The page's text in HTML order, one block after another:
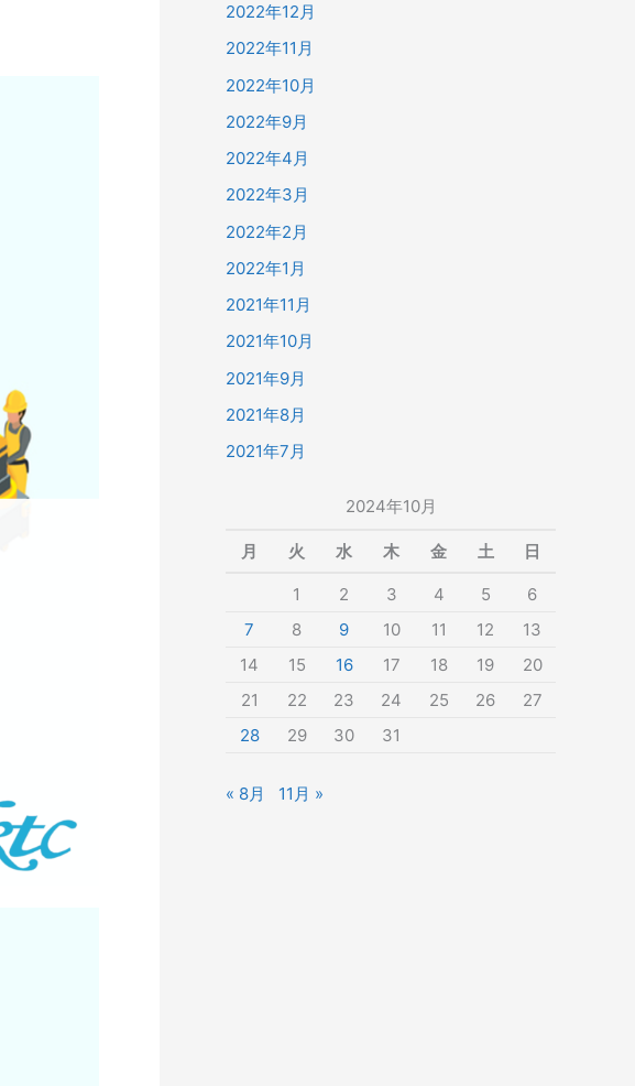
2022年12月
2022年11月
2022年10月
2022年9月
2022年4月
2022年3月
2022年2月
2022年1月
2021年11月
2021年10月
2021年9月
2021年8月
2021年7月
2024年10月
月 火 水 木 金 土 日
1 2 3 4 5
6
7
8 9 10 11 12
13
14
15 16 17 18 19
20
21
22 23 24 25 26
27
28
29 30 31
« 8月 11月 »